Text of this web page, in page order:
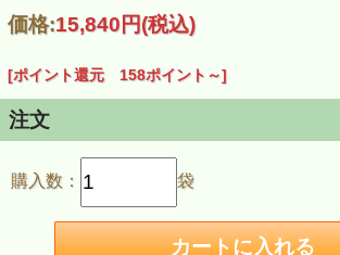
価格:15,840円(税込)
[ポイント還元 158ポイント～]
注文
購入数： 袋